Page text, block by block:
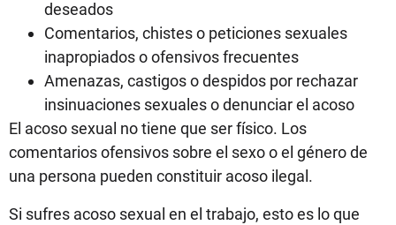
deseados
Comentarios, chistes o peticiones sexuales
inapropiados o ofensivos frecuentes
Amenazas, castigos o despidos por rechazar
insinuaciones sexuales o denunciar el acoso
El acoso sexual no tiene que ser físico. Los
comentarios ofensivos sobre el sexo o el género de
una persona pueden constituir acoso ilegal.
Si sufres acoso sexual en el trabajo, esto es lo que